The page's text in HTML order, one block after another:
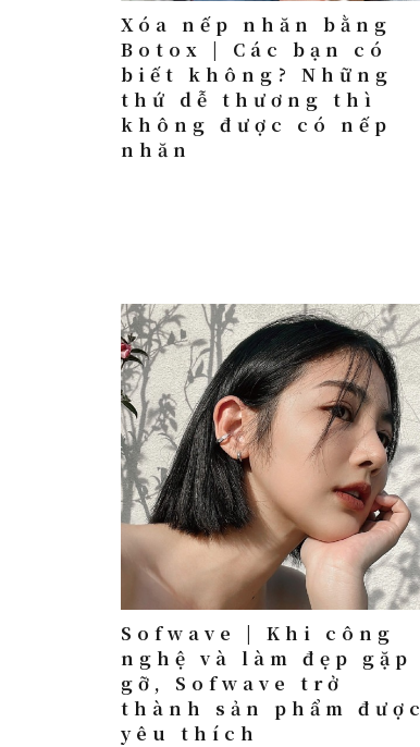
Xóa nếp nhăn bằng
Botox | Các bạn có
biết không? Những
thứ dễ thương thì
không được có nếp
nhăn
Sofwave | Khi công
nghệ và làm đẹp gặp
gỡ, Sofwave trở
thành sản phẩm được
yêu thích